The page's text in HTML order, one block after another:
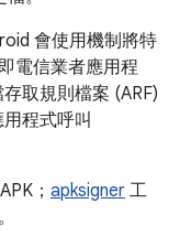
會使用機制將特
電信業者應用程
取規則檔案 (ARF)
程式呼叫
； apksigner 工